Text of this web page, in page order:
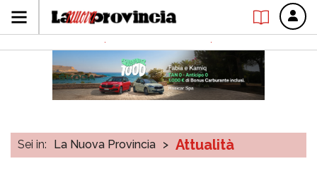
Sei in: La Nuova Provincia > Attualità